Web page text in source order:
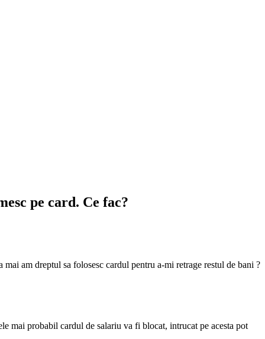
pe card. Ce fac?
am dreptul sa folosesc cardul pentru a-mi retrage restul de bani ?
mai probabil cardul de salariu va fi blocat, intrucat pe acesta pot